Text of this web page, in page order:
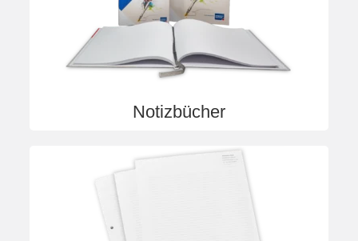
Notizbücher